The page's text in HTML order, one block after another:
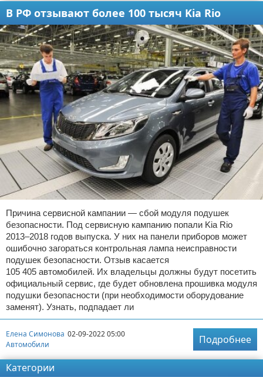
В РФ отзывают более 100 тысяч Kia Rio
Причина сервисной кампании — сбой модуля подушек
безопасности. Под сервисную кампанию попали Kia Rio
2013–2018 годов выпуска. У них на панели приборов может
ошибочно загораться контрольная лампа неисправности
подушек безопасности. Отзыв касается
105 405 автомобилей. Их владельцы должны будут посетить
официальный сервис, где будет обновлена прошивка модуля
подушки безопасности (при необходимости оборудование
заменят). Узнать, подпадает ли
Елена Симонова 02-09-2022 05:00
Автомобили
Подробнее
Категории